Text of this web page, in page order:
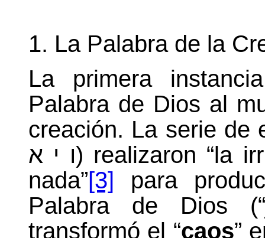
1. La Palabrade la
La primera
Palabrade Dios al
creación. La serie de
א י ו) realizaron “la
nada”[3] para
Palabrade Dios (“
transformó el “caos”